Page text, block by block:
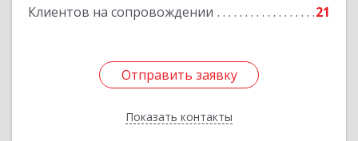
Клиентов на сопровождении 21
Отправить заявку
Показать контакты
Подробнее
Отправить заявку
Назад